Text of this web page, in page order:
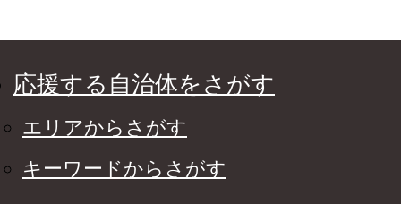
応援する自治体をさがす
エリアからさがす
キーワードからさがす